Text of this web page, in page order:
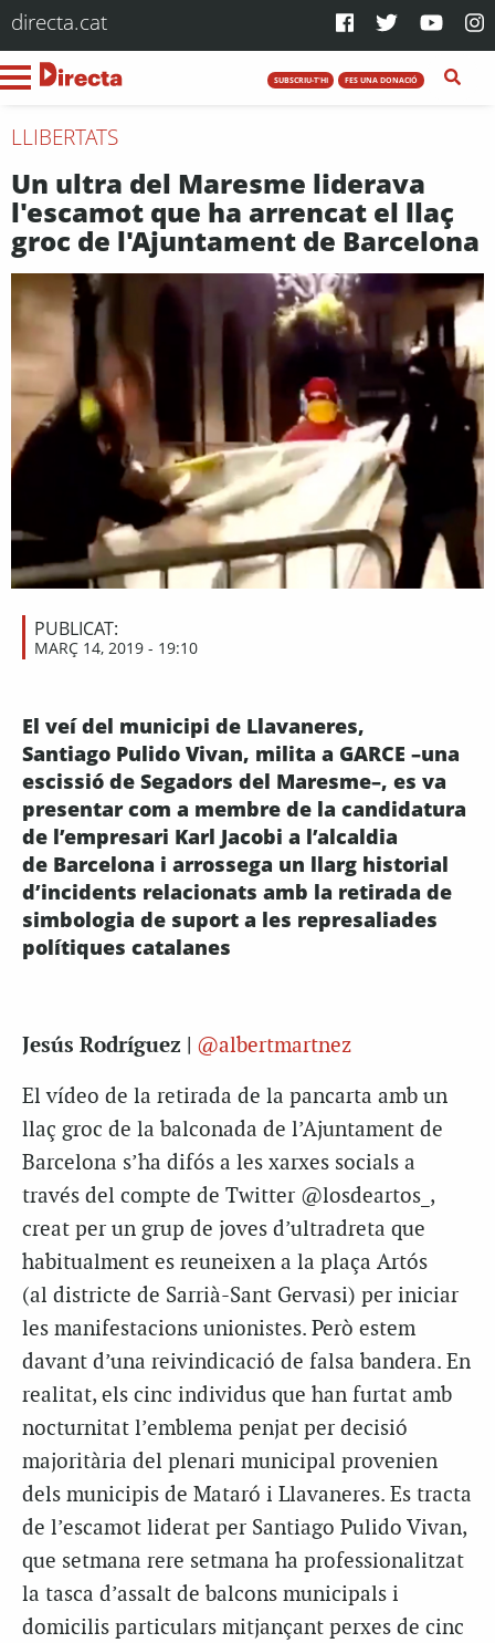
directa.cat
SUBSCRIU-T'HI FES UNA DONACIÓ
LLIBERTATS
Un ultra del Maresme liderava
l'escamot que ha arrencat el llaç
groc de l'Ajuntament de Barcelona
PUBLICAT:
MARÇ 14, 2019 - 19:10
El veí del municipi de Llavaneres,
Santiago Pulido Vivan, milita a GARCE –una
escissió de Segadors del Maresme–, es va
presentar com a membre de la candidatura
de l’empresari Karl Jacobi a l’alcaldia
de Barcelona i arrossega un llarg historial
d’incidents relacionats amb la retirada de
simbologia de suport a les represaliades
polítiques catalanes
Jesús Rodríguez |
@albertmartnez
El vídeo de la retirada de la pancarta amb un
llaç groc de la balconada de l’Ajuntament de
Barcelona s’ha difós a les xarxes socials a
través del compte de Twitter @losdeartos_,
creat per un grup de joves d’ultradreta que
habitualment es reuneixen a la plaça Artós
(al districte de Sarrià-Sant Gervasi) per iniciar
les manifestacions unionistes. Però estem
davant d’una reivindicació de falsa bandera. En
realitat, els cinc individus que han furtat amb
nocturnitat l’emblema penjat per decisió
majoritària del plenari municipal provenien
dels municipis de Mataró i Llavaneres. Es tracta
de l’escamot liderat per Santiago Pulido Vivan,
que setmana rere setmana ha professionalitzat
la tasca d’assalt de balcons municipals i
domicilis particulars mitjançant perxes de cinc